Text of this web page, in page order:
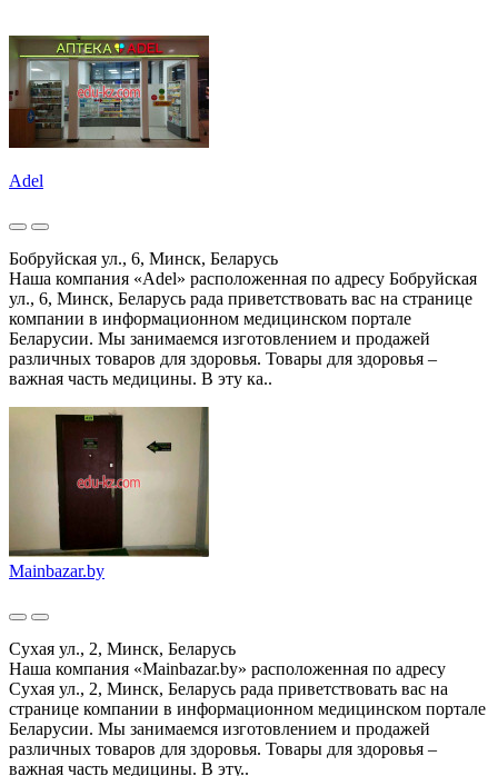
Adel
Бобруйская ул., 6, Минск, Беларусь
Наша компания «Adel» расположенная по адресу Бобруйская
ул., 6, Минск, Беларусь рада приветствовать вас на странице
компании в информационном медицинском портале
Беларусии. Мы занимаемся изготовлением и продажей
различных товаров для здоровья. Товары для здоровья –
важная часть медицины. В эту ка..
Mainbazar.by
Сухая ул., 2, Минск, Беларусь
Наша компания «Mainbazar.by» расположенная по адресу
Сухая ул., 2, Минск, Беларусь рада приветствовать вас на
странице компании в информационном медицинском портале
Беларусии. Мы занимаемся изготовлением и продажей
различных товаров для здоровья. Товары для здоровья –
важная часть медицины. В эту..